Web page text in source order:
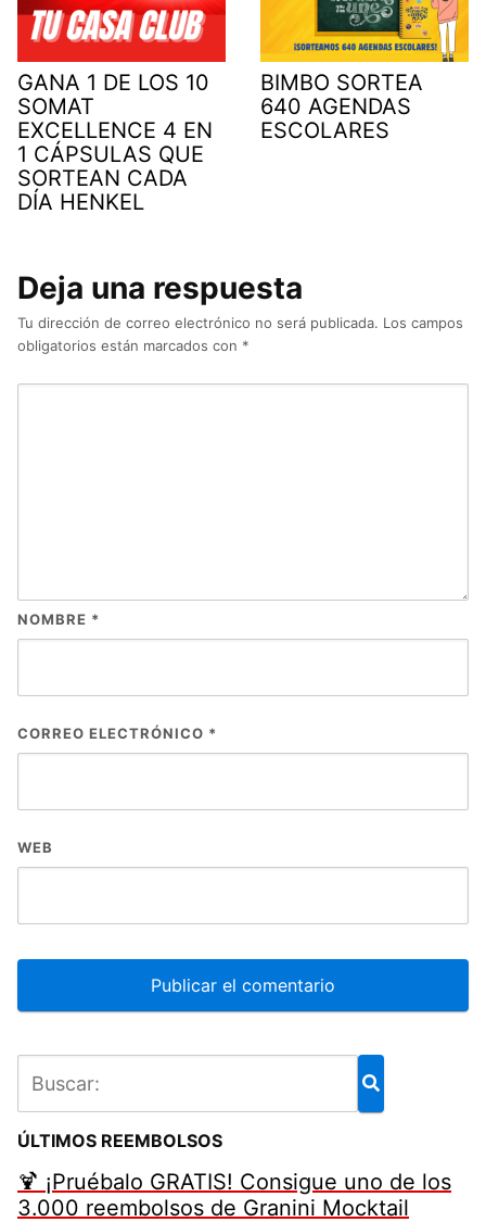
GANA 1 DE LOS 10
SOMAT
EXCELLENCE 4 EN
1 CÁPSULAS QUE
SORTEAN CADA
DÍA HENKEL
BIMBO SORTEA
640 AGENDAS
ESCOLARES
Deja una respuesta
Tu dirección de correo electrónico no será publicada. Los campos
obligatorios están marcados con *
NOMBRE *
CORREO ELECTRÓNICO *
WEB
ÚLTIMOS REEMBOLSOS
🍹 ¡Pruébalo GRATIS! Consigue uno de los
3.000 reembolsos de Granini Mocktail